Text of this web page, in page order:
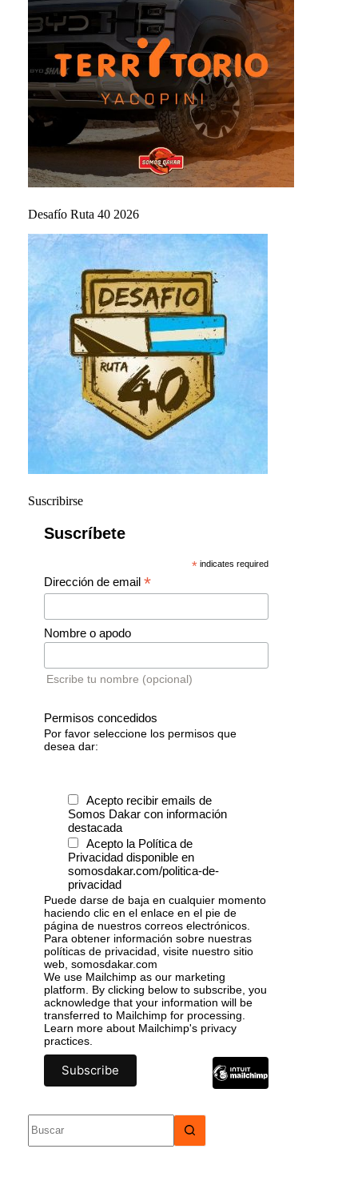
Desafío Ruta 40 2026
Suscribirse
Suscríbete
* indicates required
Dirección de email *
Nombre o apodo
Escribe tu nombre (opcional)
Permisos concedidos
Por favor seleccione los permisos que
desea dar:
Acepto recibir emails de
Somos Dakar con información
destacada
Acepto la Política de
Privacidad disponible en
somosdakar.com/politica-de-
privacidad
Puede darse de baja en cualquier momento
haciendo clic en el enlace en el pie de
página de nuestros correos electrónicos.
Para obtener información sobre nuestras
políticas de privacidad, visite nuestro sitio
web, somosdakar.com
We use Mailchimp as our marketing
platform. By clicking below to subscribe, you
acknowledge that your information will be
transferred to Mailchimp for processing.
Learn more about Mailchimp's privacy
practices.